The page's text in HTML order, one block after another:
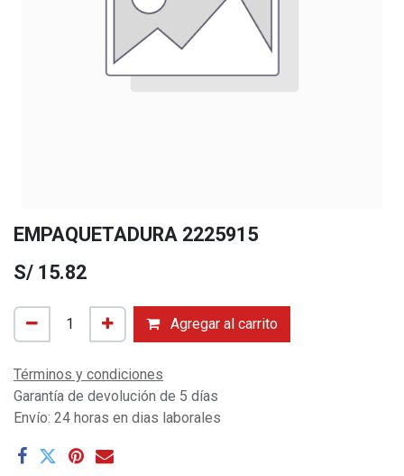
EMPAQUETADURA 2225915
S/ 15.82
Agregar al carrito
Términos y condiciones
Garantía de devolución de 5 días
Envío: 24 horas en dias laborales